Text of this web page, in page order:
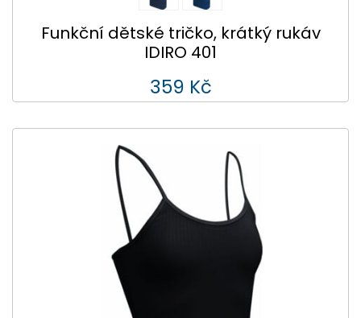
Funkční dětské tričko, krátký rukáv
IDIRO 401
359 Kč